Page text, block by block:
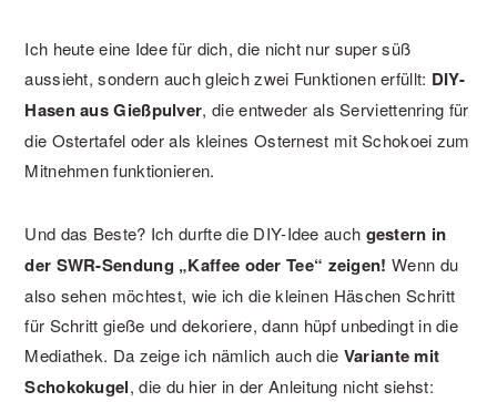
Ich heute eine Idee für dich, die nicht nur super süß
aussieht, sondern auch gleich zwei Funktionen erfüllt: DIY-
Hasen aus Gießpulver, die entweder als Serviettenring für
die Ostertafel oder als kleines Osternest mit Schokoei zum
Mitnehmen funktionieren.
Und das Beste? Ich durfte die DIY-Idee auch gestern in
der SWR-Sendung „Kaffee oder Tee“ zeigen! Wenn du
also sehen möchtest, wie ich die kleinen Häschen Schritt
für Schritt gieße und dekoriere, dann hüpf unbedingt in die
Mediathek. Da zeige ich nämlich auch die Variante mit
Schokokugel, die du hier in der Anleitung nicht siehst: